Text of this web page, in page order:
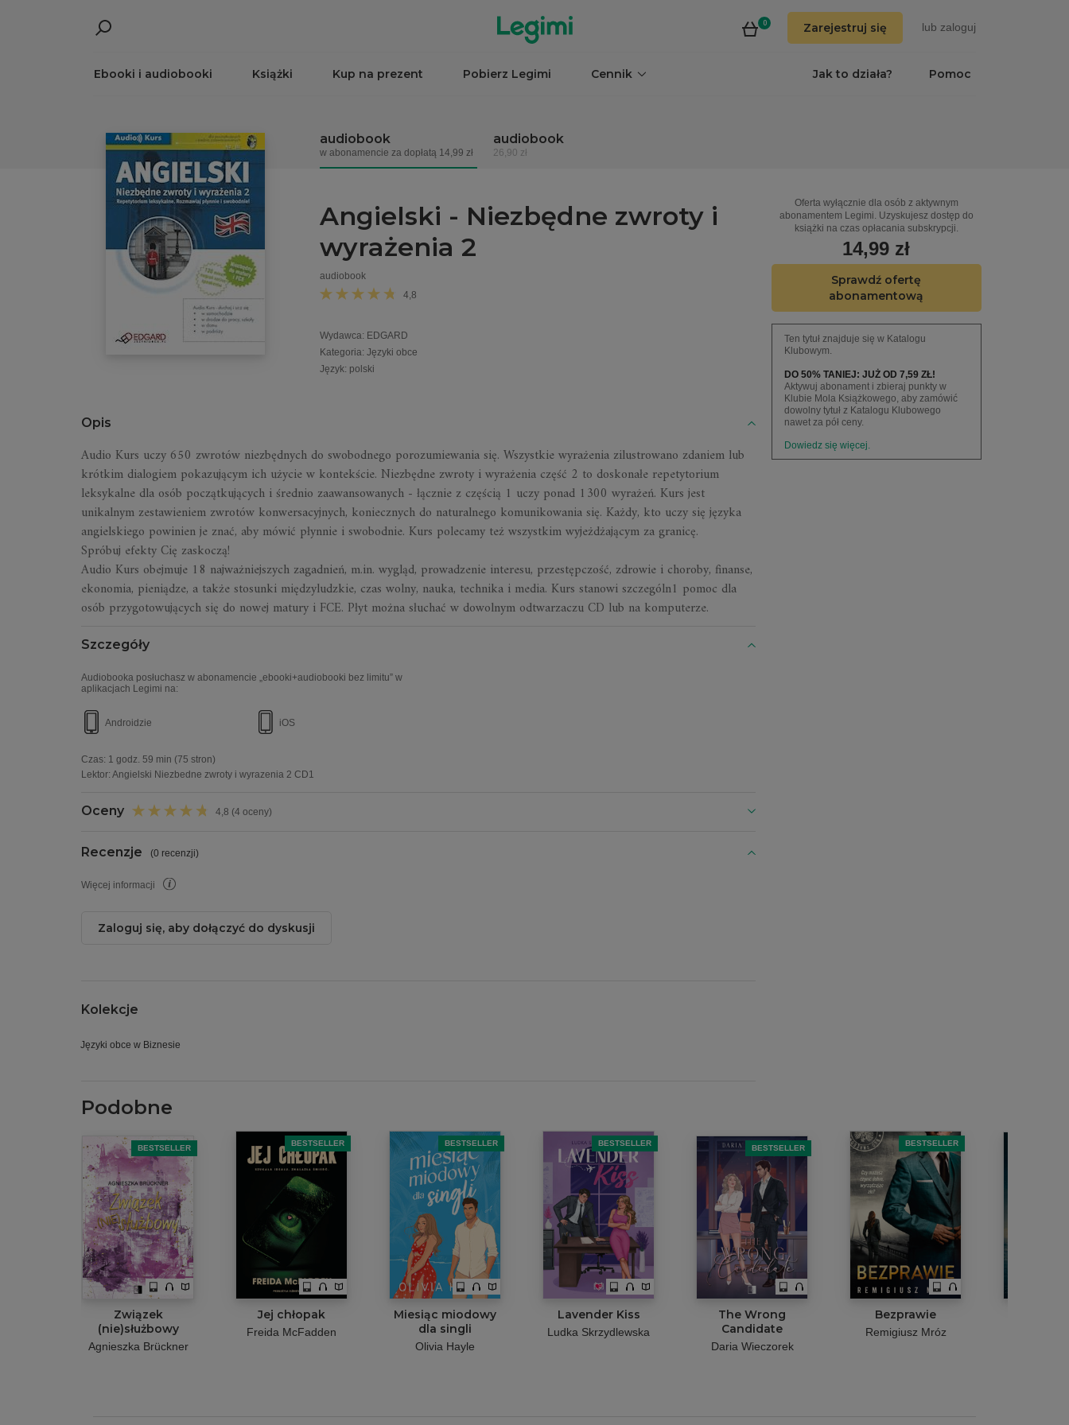
0 Zarejestruj się lub zaloguj
Ebooki i audiobooki Książki Kup na prezent Pobierz Legimi Cennik Pomoc
Jak to działa?
audiobook
w abonamencie za dopłatą 14,99 zł
audiobook
26,90 zł
Angielski - Niezbędne zwroty i
wyrażenia 2
audiobook
4,8
Oferta wyłącznie dla osób z aktywnym
abonamentem Legimi. Uzyskujesz dostęp do
książki na czas opłacania subskrypcji.
14,99 zł
Sprawdź ofertę
abonamentową
Ten tytuł znajduje się w Katalogu
Klubowym.
DO 50% TANIEJ: JUŻ OD 7,59 ZŁ!
Aktywuj abonament i zbieraj punkty w
Klubie Mola Książkowego, aby zamówić
dowolny tytuł z Katalogu Klubowego
nawet za pół ceny.
Dowiedz się więcej.
Wydawca: EDGARD
Kategoria: Języki obce
Język: polski
Opis
Audio Kurs uczy 650 zwrotów niezbędnych do swobodnego porozumiewania się. Wszystkie wyrażenia zilustrowano zdaniem lub
krótkim dialogiem pokazującym ich użycie w kontekście. Niezbędne zwroty i wyrażenia część 2 to doskonałe repetytorium
leksykalne dla osób początkujących i średnio zaawansowanych - łącznie z częścią 1 uczy ponad 1300 wyrażeń. Kurs jest
unikalnym zestawieniem zwrotów konwersacyjnych, koniecznych do naturalnego komunikowania się. Każdy, kto uczy się języka
angielskiego powinien je znać, aby mówić płynnie i swobodnie. Kurs polecamy też wszystkim wyjeżdżającym za granicę.
Spróbuj efekty Cię zaskoczą!
Audio Kurs obejmuje 18 najważniejszych zagadnień, m.in. wygląd, prowadzenie interesu, przestępczość, zdrowie i choroby, finanse,
ekonomia, pieniądze, a także stosunki międzyludzkie, czas wolny, nauka, technika i media. Kurs stanowi szczególn1 pomoc dla
osób przygotowujących się do nowej matury i FCE. Płyt można słuchać w dowolnym odtwarzaczu CD lub na komputerze.
Szczegóły
Audiobooka posłuchasz w abonamencie „ebooki+audiobooki bez limitu” w
aplikacjach Legimi na:
Androidzie iOS
Czas: 1 godz. 59 min (75 stron)
Lektor: Angielski Niezbedne zwroty i wyrazenia 2 CD1
Oceny 4,8 (4 oceny)
Recenzje (0 recenzji)
Więcej informacji
Zaloguj się, aby dołączyć do dyskusji
Kolekcje
Języki obce w Biznesie
Podobne
BESTSELLER
Związek
(nie)służbowy
Agnieszka Brückner
BESTSELLER
Jej chłopak
Freida McFadden
BESTSELLER
Miesiąc miodowy
dla singli
Olivia Hayle
BESTSELLER
Lavender Kiss
Ludka Skrzydlewska
BESTSELLER
The Wrong
Candidate
Daria Wieczorek
BESTSELLER
Bezprawie
Remigiusz Mróz